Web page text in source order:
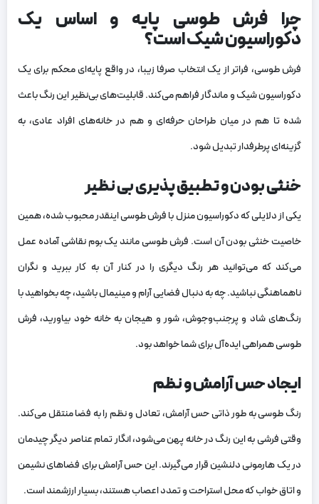
چرا فرش طوسی پایه و اساس یک
دکوراسیون شیک است؟
فرش طوسی، فراتر از یک انتخاب صرفا زیبا، در واقع پایه‌ای محکم برای یک
دکوراسیون شیک و ماندگار فراهم می‌کند. قابلیت‌های بی‌نظیر این رنگ باعث
شده تا هم در میان طراحان حرفه‌ای و هم در خانه‌های افراد عادی، به
گزینه‌ای پرطرفدار تبدیل شود.
خنثی بودن و تطبیق‌ پذیری بی‌ نظیر
یکی از دلایلی که دکوراسیون منزل با فرش طوسی اینقدر محبوب شده، همین
خاصیت خنثی بودن آن است. فرش طوسی مانند یک بوم نقاشی آماده عمل
می‌کند که می‌توانید هر رنگ دیگری را در کنار آن به کار ببرید و نگران
ناهماهنگی نباشید. چه به دنبال فضایی آرام و مینیمال باشید، چه بخواهید با
رنگ‌های شاد و پرجنب‌وجوش، شور و هیجان به خانه خود بیاورید، فرش
طوسی همراهی ایده‌آل برای شما خواهد بود.
ایجاد حس آرامش و نظم
رنگ طوسی به طور ذاتی حس آرامش، تعادل و نظم را به فضا منتقل می‌کند.
وقتی فرشی به این رنگ در خانه پهن می‌شود، انگار تمام عناصر دیگر چیدمان
در یک هارمونی دلنشین قرار می‌گیرند. این حس آرامش برای فضاهای نشیمن
و اتاق خواب که محل استراحت و تمدد اعصاب هستند، بسیار ارزشمند است.